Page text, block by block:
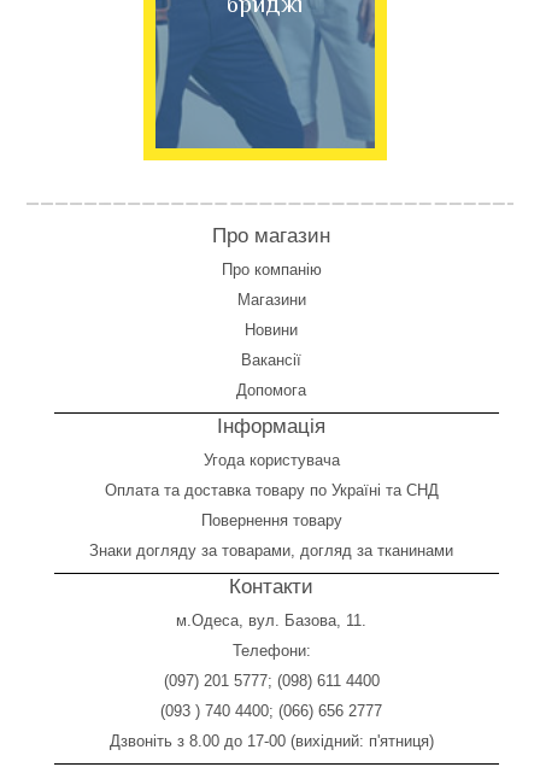
Про магазин
Про компанію
Магазини
Новини
Вакансії
Допомога
Інформація
Угода користувача
Оплата та доставка товару по Україні та СНД
Повернення товару
Знаки догляду за товарами, догляд за тканинами
Контакти
м.Одеса, вул. Базова, 11.
Телефони:
(097) 201 5777; (098) 611 4400
(093 ) 740 4400; (066) 656 2777
Дзвоніть з 8.00 до 17-00 (вихідний: п'ятниця)